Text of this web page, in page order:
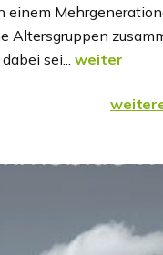
einem
Altersgruppen
sei... weiter